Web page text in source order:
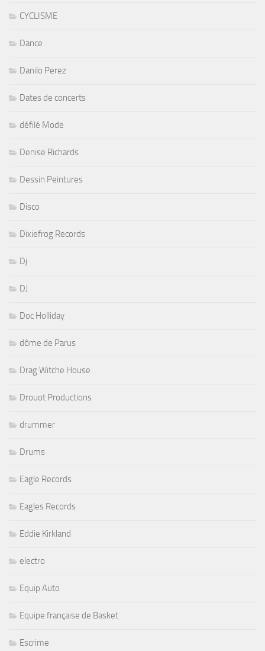
CYCLISME
Dance
Danilo Perez
Dates de concerts
défilé Mode
Denise Richards
Dessin Peintures
Disco
Dixiefrog Records
Dj
DJ
Doc Holliday
dôme de Parus
Drag Witche House
Drouot Productions
drummer
Drums
Eagle Records
Eagles Records
Eddie Kirkland
electro
Equip Auto
Equipe française de Basket
Escrime